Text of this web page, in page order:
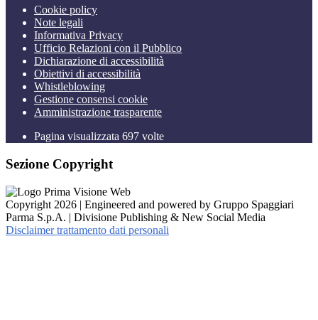
Cookie policy
Note legali
Informativa Privacy
Ufficio Relazioni con il Pubblico
Dichiarazione di accessibilità
Obiettivi di accessibilità
Whistleblowing
Gestione consensi cookie
Amministrazione trasparente
Pagina visualizzata 697 volte
Sezione Copyright
Copyright 2026 | Engineered and powered by Gruppo Spaggiari
Parma S.p.A. | Divisione Publishing & New Social Media
Disclaimer trattamento dati personali